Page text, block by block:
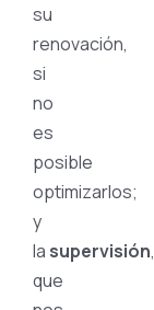
su
renovación,
si
no
es
posible
optimizarlos;
y
la supervisión,
que